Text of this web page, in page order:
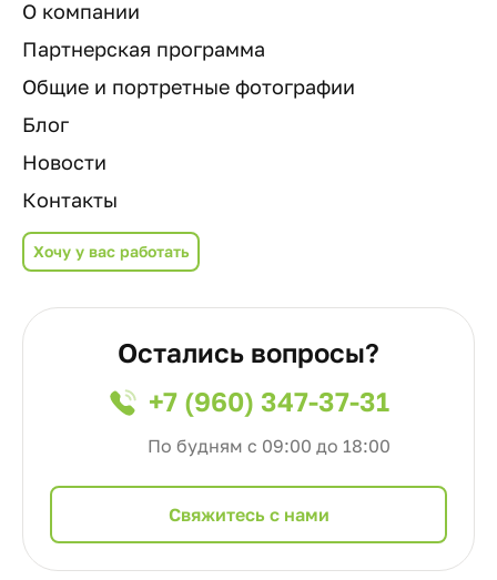
О компании
Партнерская программа
Общие и портретные фотографии
Блог
Новости
Контакты
Хочу у вас работать
Остались вопросы?
+7 (960) 347-37-31
По будням с 09:00 до 18:00
Cвяжитесь с нами